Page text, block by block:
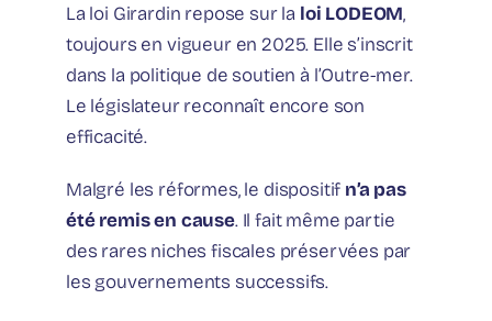
La loi Girardin repose sur la loi LODEOM,
toujours en vigueur en 2025. Elle s’inscrit
dans la politique de soutien à l’Outre-mer.
Le législateur reconnaît encore son
efficacité.
Malgré les réformes, le dispositif n’a pas
été remis en cause. Il fait même partie
des rares niches fiscales préservées par
les gouvernements successifs.